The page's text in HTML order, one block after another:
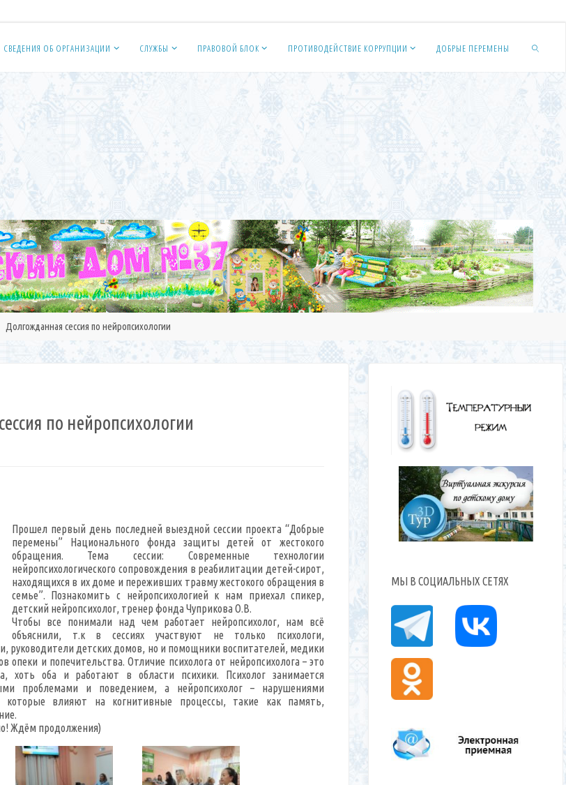
СВЕДЕНИЯ ОБ ОРГАНИЗАЦИИ СЛУЖБЫ ПРАВОВОЙ БЛОК ПРОТИВОДЕЙСТВИЕ КОРРУПЦИИ ДОБРЫЕ ПЕРЕМЕНЫ
ПОИСК
Долгожданная сессия по нейропсихологии
по нейропсихологии
Прошел первый день последней выездной сессии проекта “Добрые
перемены” Национального фонда защиты детей от жестокого
обращения. Тема сессии: Современные технологии
нейропсихологического сопровождения в реабилитации детей-сирот,
находящихся в их доме и переживших травму жестокого обращения в
семье”. Познакомить с нейропсихологией к нам приехал спикер,
детский нейропсихолог, тренер фонда Чуприкова О.В.
Чтобы все понимали над чем работает нейропсихолог, нам всё
объяснили, т.к в сессиях участвуют не только психологи,
руководители детских домов, но и помощники воспитателей, медики
опеки и попечительства. Отличие психолога от нейропсихолога – это
хоть оба и работают в области психики. Психолог занимается
проблемами и поведением, а нейропсихолог – нарушениями
которые влияют на когнитивные процессы, такие как память,
Ждём продолжения)
МЫ В СОЦИАЛЬНЫХ СЕТЯХ